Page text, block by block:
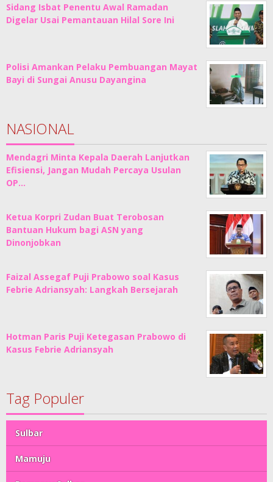
Sidang Isbat Penentu Awal Ramadan
Digelar Usai Pemantauan Hilal Sore Ini
Polisi Amankan Pelaku Pembuangan Mayat
Bayi di Sungai Anusu Dayangina
NASIONAL
Mendagri Minta Kepala Daerah Lanjutkan
Efisiensi, Jangan Mudah Percaya Usulan
OP…
Ketua Korpri Zudan Buat Terobosan
Bantuan Hukum bagi ASN yang
Dinonjobkan
Faizal Assegaf Puji Prabowo soal Kasus
Febrie Adriansyah: Langkah Bersejarah
Hotman Paris Puji Ketegasan Prabowo di
Kasus Febrie Adriansyah
Tag Populer
Sulbar
Mamuju